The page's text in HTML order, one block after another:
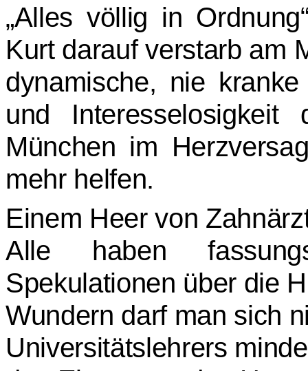
„Alles völlig in
Kurt darauf verstarb am
dynamische, nie
und
München im
mehr helfen.
Einem Heer von
Alle haben
Spekulationen über die
Wundern darf man sich
Universitätslehrers